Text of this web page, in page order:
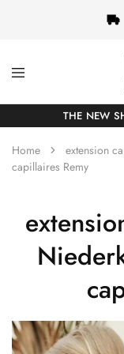
She-
Socap
Hair
THE NEW
Home
extension
capillaires Remy